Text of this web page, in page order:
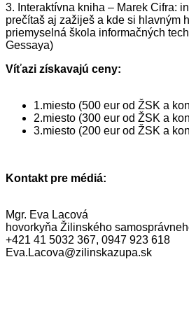
3. Interaktívna kniha – Marek Cifra:
prečítaš aj zažiješ a kde si hlavným
priemyselná škola informačných
Gessaya)
Víťazi získavajú ceny:
1.miesto (500 eur od ŽSK a
2.miesto (300 eur od ŽSK a
3.miesto (200 eur od ŽSK a
Kontakt pre médiá:
Mgr. Eva Lacová
hovorkyňa Žilinského
+421 41 5032 367, 0947 923 618
Eva.Lacova@zilinskazupa.sk